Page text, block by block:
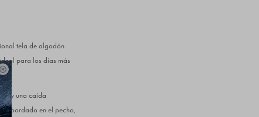

tela de algodón
para los días más
y una caída
bordado en el pecho,